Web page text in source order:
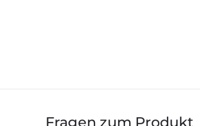
Fragen zum Produkt